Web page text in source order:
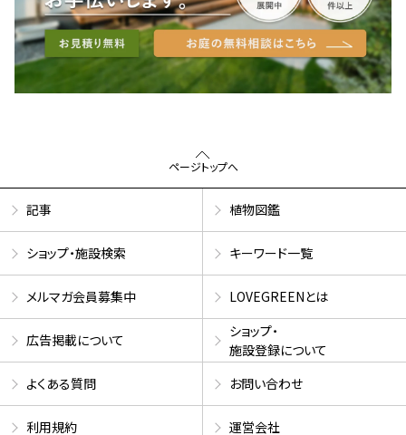
ページトップへ
記事 植物図鑑
ショップ・施設検索 キーワード一覧
メルマガ会員募集中 LOVEGREENとは
広告掲載について
ショップ・
施設登録について
よくある質問
お問い合わせ
利用規約 運営会社